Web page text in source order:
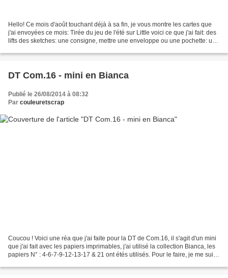
Hello! Ce mois d'août touchant déjà à sa fin, je vous montre les cartes que
j'ai envoyées ce mois: Tirée du jeu de l'été sur Little voici ce que j'ai fait: des
lifts des sketches: une consigne, mettre une enveloppe ou une pochette: une
DT Com.16 - mini en Bianca
Publié le 26/08/2014 à 08:32
Par couleuretscrap
Coucou ! Voici une réa que j'ai faite pour la DT de Com.16, il s'agit d'un mini
que j'ai fait avec les papiers imprimables, j'ai utilisé la collection Bianca, les
papiers N° : 4-6-7-9-12-13-17 & 21 ont étés utilisés. Pour le faire, je me suis